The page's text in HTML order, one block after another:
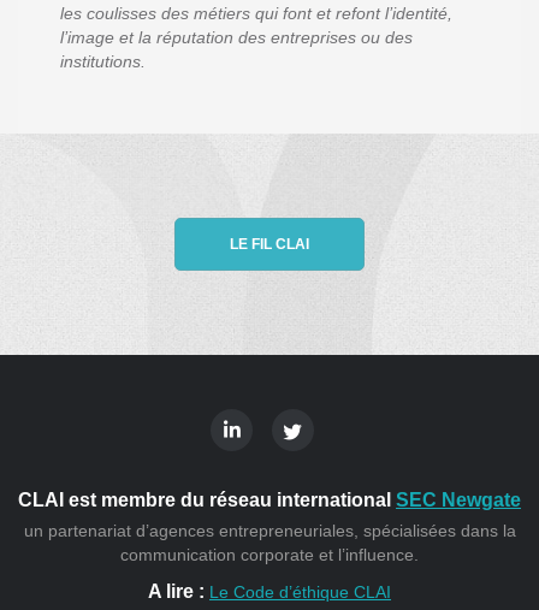
les coulisses des métiers qui font et refont l’identité,
l’image et la réputation des entreprises ou des
institutions.
LE FIL CLAI
CLAI est membre du réseau international SEC Newgate
un partenariat d’agences entrepreneuriales, spécialisées dans la
communication corporate et l’influence.
A lire : Le Code d’éthique CLAI